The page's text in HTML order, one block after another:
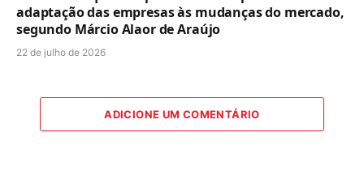
adaptação das empresas às mudanças do mercado,
segundo Márcio Alaor de Araújo
22 de julho de 2026
ADICIONE UM COMENTÁRIO